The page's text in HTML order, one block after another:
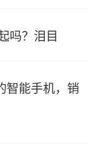
吗？泪目
智能手机，销